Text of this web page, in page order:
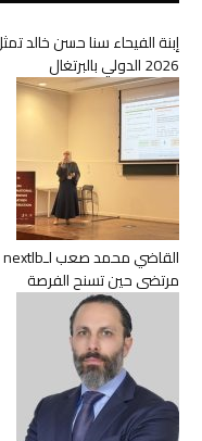
2026 الدولي بالبرتغال
مرتضى حين تسنح الفرصة